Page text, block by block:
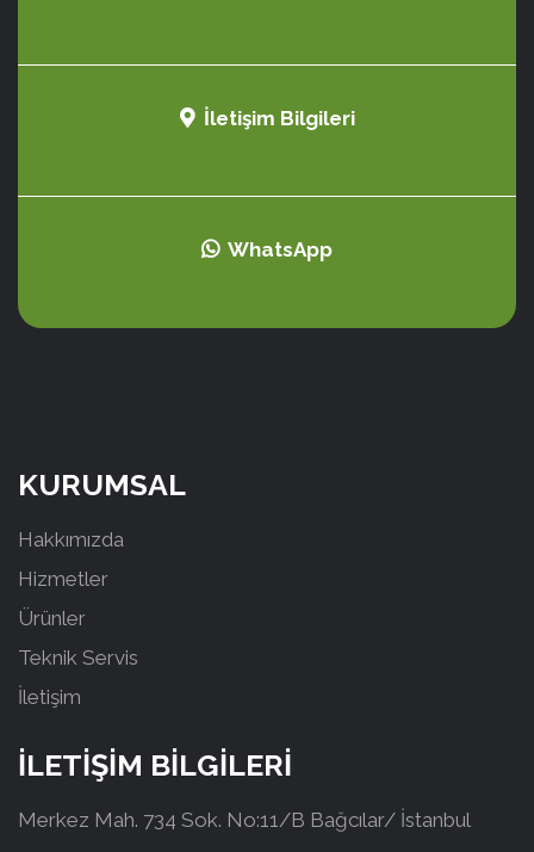
İletişim Bilgileri
WhatsApp
KURUMSAL
Hakkımızda
Hizmetler
Ürünler
Teknik Servis
İletişim
İLETİŞİM BİLGİLERİ
Merkez Mah. 734 Sok. No:11/B Bağcılar/ İstanbul